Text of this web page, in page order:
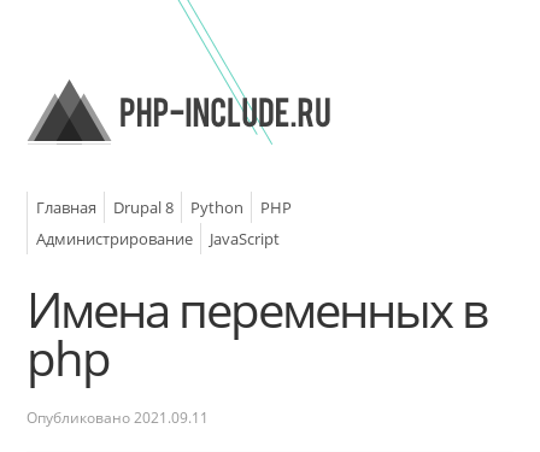
Главная Drupal 8 Python
PHP
Администрирование
JavaScript
Имена переменных в
php
Опубликовано 2021.09.11